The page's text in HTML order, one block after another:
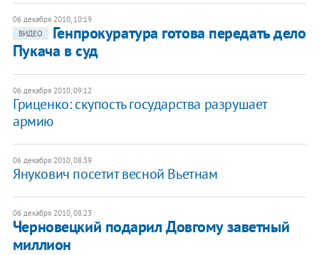
06 декабря 2010, 10:19
ВИДЕО
Генпрокуратура готова передать дело
Пукача в суд
06 декабря 2010, 09:12
Гриценко: скупость государства разрушает
армию
06 декабря 2010, 08:39
Янукович посетит весной Вьетнам
06 декабря 2010, 08:23
Черновецкий подарил Довгому заветный
миллион